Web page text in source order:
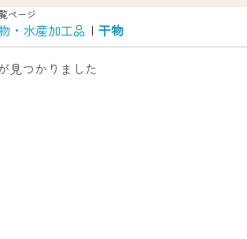
ページ
・水産加工品 | 干物
見つかりました